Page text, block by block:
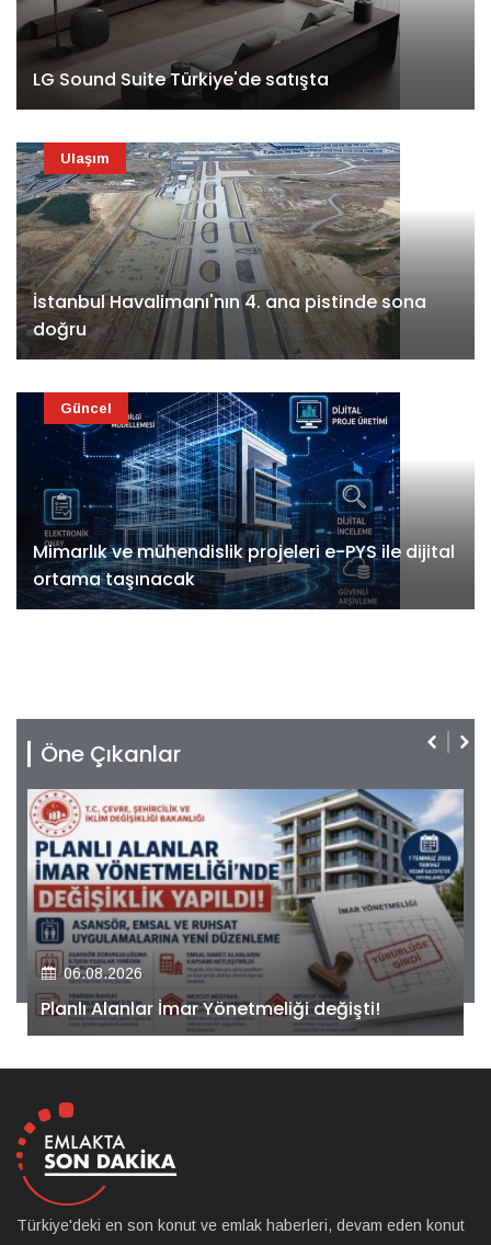
LG Sound Suite Türkiye'de satışta
İstanbul Havalimanı'nın 4. ana pistinde sona
doğru
Ulaşım
Mimarlık ve mühendislik projeleri e-PYS ile dijital
ortama taşınacak
Güncel
Öne Çıkanlar
06.08.2026
Kiler GYO’dan Pendik Dolayoba projesiyle ilgili
önemli adım!
Türkiye'deki en son konut ve emlak haberleri, devam eden konut